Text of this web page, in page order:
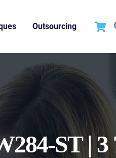
Outsourcing
ST | 3